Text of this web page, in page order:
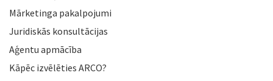
Mārketinga pakalpojumi
Juridiskās konsultācijas
Aģentu apmācība
Kāpēc izvēlēties ARCO?